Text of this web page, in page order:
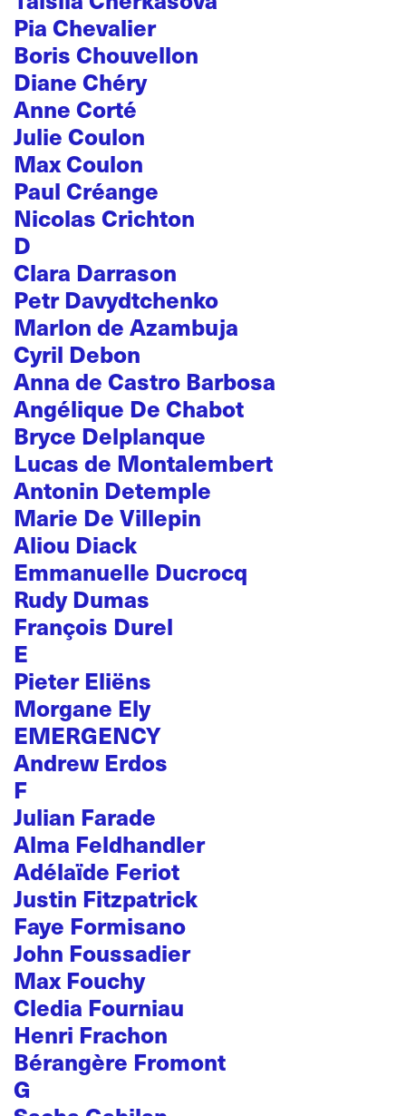
Pia Chevalier
Boris Chouvellon
Diane Chéry
Anne Corté
Julie Coulon
Max Coulon
Paul Créange
Nicolas Crichton
D
Clara Darrason
Petr Davydtchenko
Marlon de Azambuja
Cyril Debon
Anna de Castro Barbosa
Angélique De Chabot
Bryce Delplanque
Lucas de Montalembert
Antonin Detemple
Marie De Villepin
Aliou Diack
Emmanuelle Ducrocq
Rudy Dumas
François Durel
E
Pieter Eliëns
Morgane Ely
EMERGENCY
Andrew Erdos
F
Julian Farade
Alma Feldhandler
Adélaïde Feriot
Justin Fitzpatrick
Faye Formisano
John Foussadier
Max Fouchy
Cledia Fourniau
Henri Frachon
Bérangère Fromont
G